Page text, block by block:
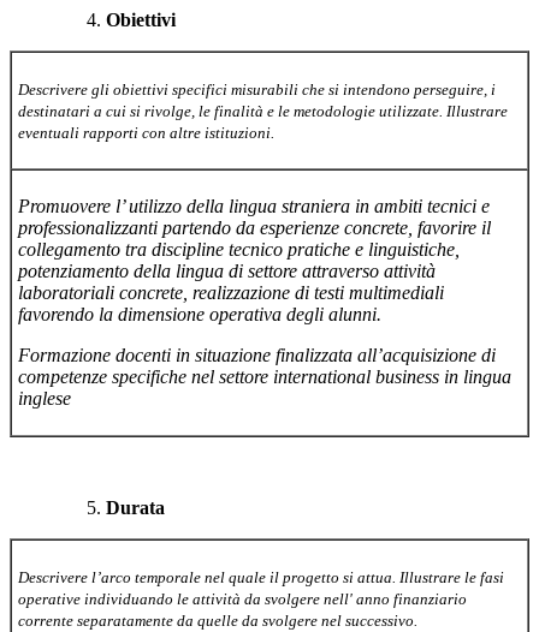
Obiettivi
Descrivere gli obiettivi specifici misurabili che si intendono perseguire, i
destinatari a cui si rivolge, le finalità e le metodologie utilizzate. Illustrare
eventuali rapporti con altre istituzioni.
Promuovere l’ utilizzo della lingua straniera in ambiti tecnici e
professionalizzanti partendo da esperienze concrete, favorire il
collegamento tra discipline tecnico pratiche e linguistiche,
potenziamento della lingua di settore attraverso attività
laboratoriali concrete, realizzazione di testi multimediali
favorendo la dimensione operativa degli alunni.
Formazione docenti in situazione finalizzata all’acquisizione di
competenze specifiche nel settore international business in lingua
inglese
Durata
Descrivere l’arco temporale nel quale il progetto si attua. Illustrare le fasi
operative individuando le attività da svolgere nell' anno finanziario
corrente separatamente da quelle da svolgere nel successivo.